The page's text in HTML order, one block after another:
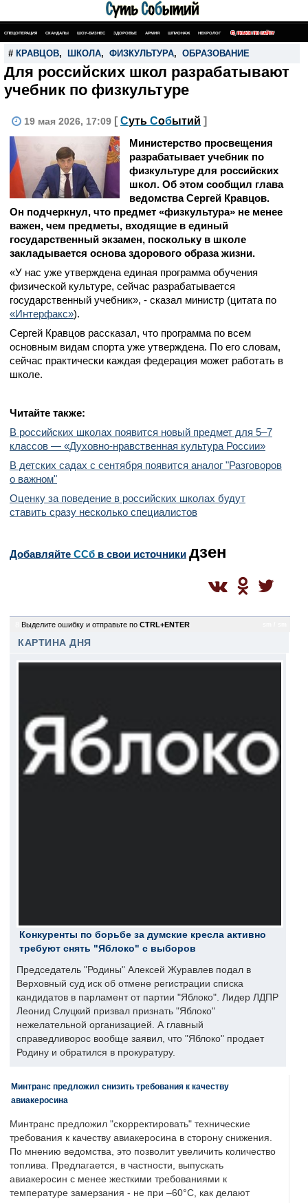
СПЕЦОПЕРАЦИЯ СКАНДАЛЫ ШОУ-БИЗНЕС ЗДОРОВЬЕ АРМИЯ ШПИОНАЖ НЕКРОЛОГ ПОИСК ПО САЙТУ
# КРАВЦОВ, ШКОЛА, ФИЗКУЛЬТУРА, ОБРАЗОВАНИЕ
Для российских школ разрабатывают
учебник по физкультуре
19 мая 2026, 17:09 [ Суть Событий ]
Министерство просвещения
разрабатывает учебник по
физкультуре для российских
школ. Об этом сообщил глава
ведомства Сергей Кравцов.
Он подчеркнул, что предмет «физкультура» не менее
важен, чем предметы, входящие в единый
государственный экзамен, поскольку в школе
закладывается основа здорового образа жизни.
«У нас уже утверждена единая программа обучения
физической культуре, сейчас разрабатывается
государственный учебник», - сказал министр (цитата по
«Интерфакс»).
Сергей Кравцов рассказал, что программа по всем
основным видам спорта уже утверждена. По его словам,
сейчас практически каждая федерация может работать в
школе.
Читайте также:
В российских школах появится новый предмет для 5–7
классов — «Духовно-нравственная культура России»
В детских садах с сентября появится аналог "Разговоров
о важном"
Оценку за поведение в российских школах будут
ставить сразу несколько специалистов
Добавляйте CСб в свои источники дзен
Выделите ошибку и отправьте по CTRL+ENTER
КАРТИНА ДНЯ
Конкуренты по борьбе за думские кресла активно
требуют снять "Яблоко" с выборов
Председатель "Родины" Алексей Журавлев подал в
Верховный суд иск об отмене регистрации списка
кандидатов в парламент от партии "Яблоко". Лидер ЛДПР
Леонид Слуцкий призвал признать "Яблоко"
нежелательной организацией. А главный
справедливорос вообще заявил, что "Яблоко" продает
Родину и обратился в прокуратуру.
Минтранс предложил снизить требования к качеству
авиакеросина
Минтранс предложил "скорректировать" технические
требования к качеству авиакеросина в сторону снижения.
По мнению ведомства, это позволит увеличить количество
топлива. Предлагается, в частности, выпускать
авиакеросин с менее жесткими требованиями к
температуре замерзания - не при –60°C, как делают